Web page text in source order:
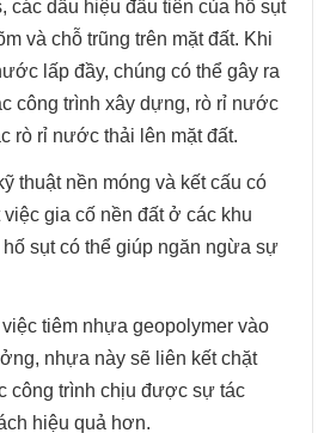
các dấu hiệu đầu tiên của hố sụt
và chỗ trũng trên mặt đất. Khi
lấp đầy, chúng có thể gây ra
công trình xây dựng, rò rỉ nước
rò rỉ nước thải lên mặt đất.
thuật nền móng và kết cấu có
gia cố nền đất ở các khu
sụt có thể giúp ngăn ngừa sự
tiêm nhựa geopolymer vào
nhựa này sẽ liên kết chặt
công trình chịu được sự tác
hiệu quả hơn.